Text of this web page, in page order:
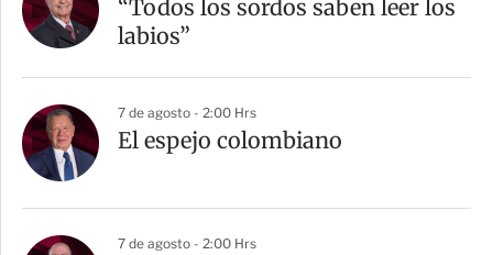
“Todos los sordos saben leer los
labios”
7 de agosto - 2:00 Hrs
El espejo colombiano
7 de agosto - 2:00 Hrs